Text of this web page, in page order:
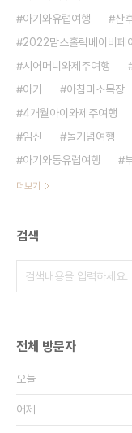
아기와유럽여행
산
2022맘스홀릭베이비페
시어머니와제주여행
아기
아침미소목장
4개월아이와제주여행
임신
돌기념여행
아기와동유럽여행
더보기
검색
전체 방문자
오늘
어제